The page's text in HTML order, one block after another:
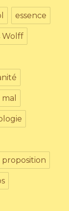
essence
Wolff
mal
proposition